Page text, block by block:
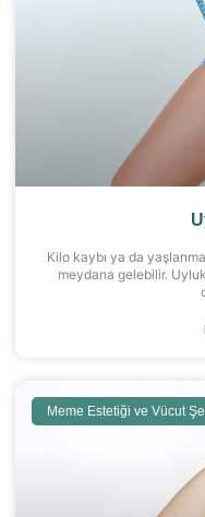
Kilo kaybı ya da
meydana gelebilir.
Meme Estetiği ve Vücut